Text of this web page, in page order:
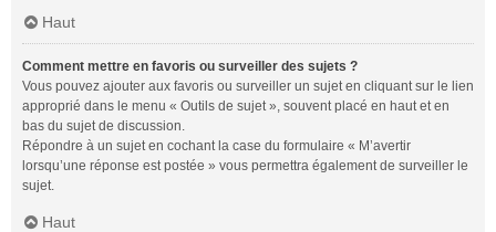
Haut
Comment mettre en favoris ou surveiller des sujets ?
Vous pouvez ajouter aux favoris ou surveiller un sujet en cliquant sur le lien
approprié dans le menu « Outils de sujet », souvent placé en haut et en
bas du sujet de discussion.
Répondre à un sujet en cochant la case du formulaire « M’avertir
lorsqu’une réponse est postée » vous permettra également de surveiller le
sujet.
Haut